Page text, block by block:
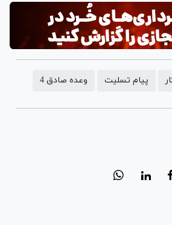
پیام تسلیت وعده صادق 4